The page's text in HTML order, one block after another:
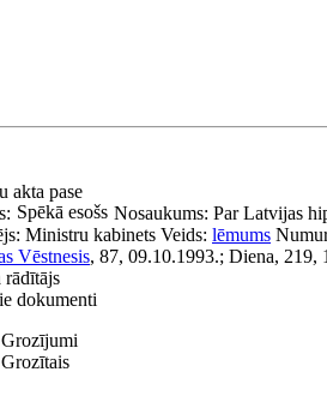
akta pase
Nosaukums: Par Latvijas
Spēkā esošs
Ministru kabinets Veids: lēmums
Vēstnesis, 87, 09.10.1993.; Diena, 219,
rādītājs
dokumenti
Grozījumi
Grozītais